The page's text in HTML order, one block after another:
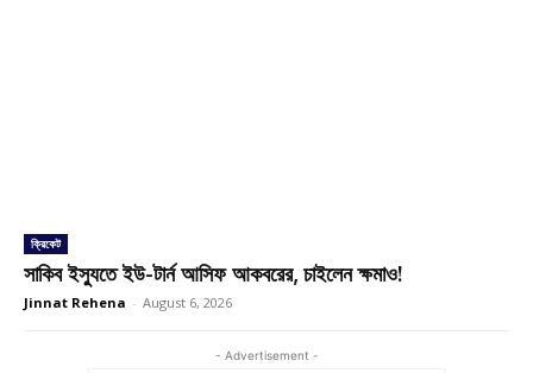
ক্রিকেট
সাকিব ইস্যুতে ইউ-টার্ন আসিফ আকবরের, চাইলেন ক্ষমাও!
Jinnat Rehena - August 6, 2026
- Advertisement -